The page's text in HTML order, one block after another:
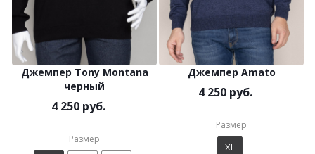
Джемпер Tony Montana
черный
4 250 руб.
Размер
Джемпер Amato
4 250 руб.
Размер
XL